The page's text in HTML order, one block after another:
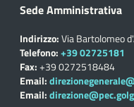
Sede Amministrativa
Indirizzo:Via Bartolomeo
Telefono:+39 02725181
Fax:+39 0272518484
Email:
Email: